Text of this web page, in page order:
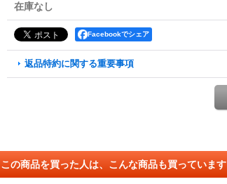
在庫なし
Facebookでシェア
返品特約に関する重要事項
この商品を買った人は、こんな商品も買っています